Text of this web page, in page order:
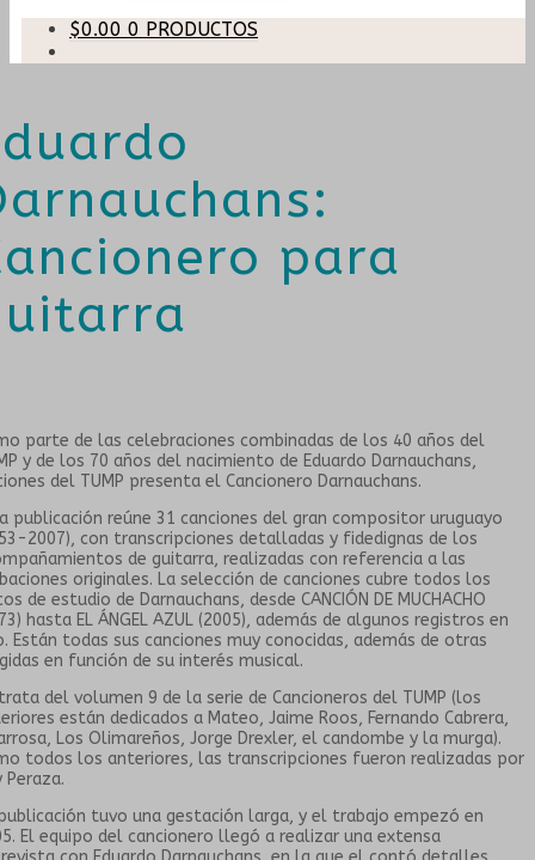
$0.00 0 PRODUCTOS
para
parte de las celebraciones combinadas de los 40 años del
y de los 70 años del nacimiento de Eduardo Darnauchans,
del TUMP presenta el Cancionero Darnauchans.
publicación reúne 31 canciones del gran compositor uruguayo
2007), con transcripciones detalladas y fidedignas de los
de guitarra, realizadas con referencia a las
originales. La selección de canciones cubre todos los
de estudio de Darnauchans, desde CANCIÓN DE MUCHACHO
hasta EL ÁNGEL AZUL (2005), además de algunos registros en
Están todas sus canciones muy conocidas, además de otras
en función de su interés musical.
del volumen 9 de la serie de Cancioneros del TUMP (los
están dedicados a Mateo, Jaime Roos, Fernando Cabrera,
Los Olimareños, Jorge Drexler, el candombe y la murga).
todos los anteriores, las transcripciones fueron realizadas por
Peraza.
tuvo una gestación larga, y el trabajo empezó en
El equipo del cancionero llegó a realizar una extensa